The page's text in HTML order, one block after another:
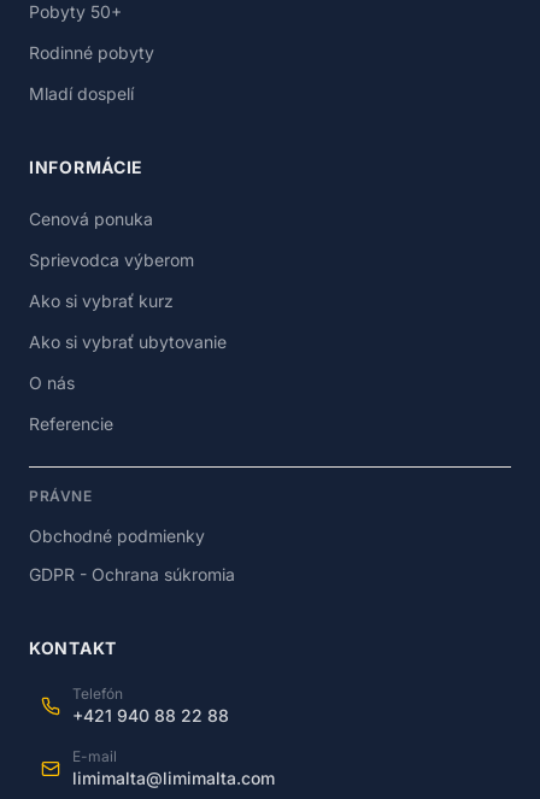
Pobyty 50+
Rodinné pobyty
Mladí dospelí
INFORMÁCIE
Cenová ponuka
Sprievodca výberom
Ako si vybrať kurz
Ako si vybrať ubytovanie
O nás
Referencie
PRÁVNE
Obchodné podmienky
GDPR - Ochrana súkromia
KONTAKT
Telefón
+421 940 88 22 88
E-mail
limimalta@limimalta.com